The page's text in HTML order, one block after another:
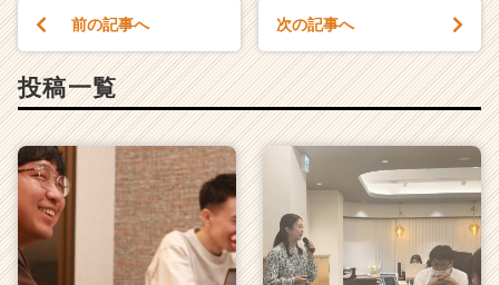
前の記事へ 次の記事へ
投稿一覧